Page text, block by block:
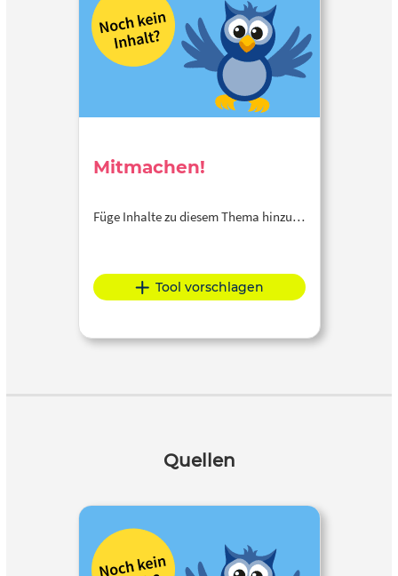
Mitmachen!
Füge Inhalte zu diesem Thema hinzu…
Tool vorschlagen
Quellen